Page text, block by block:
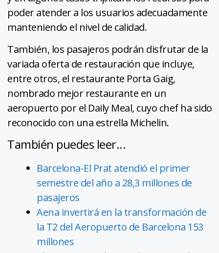
poder atender a los usuarios adecuadamente
manteniendo el nivel de calidad.
También, los pasajeros podrán disfrutar de la
variada oferta de restauración que incluye,
entre otros, el restaurante Porta Gaig,
nombrado mejor restaurante en un
aeropuerto por el Daily Meal, cuyo chef ha sido
reconocido con una estrella Michelin.
También puedes leer...
Barcelona-El Prat atendió el primer
semestre del año a 28,3 millones de
pasajeros
Aena invertirá en la transformación de
la T2 del Aeropuerto de Barcelona 153
millones